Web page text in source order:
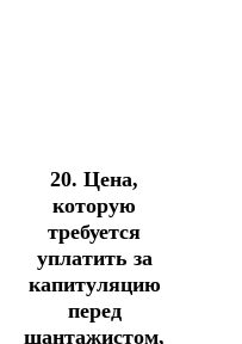
20. Цена,
которую
требуется
уплатить за
капитуляцию
перед
шантажистом,